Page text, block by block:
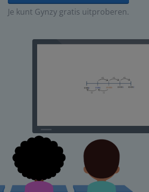
Je kunt Gynzy gratis uitproberen.